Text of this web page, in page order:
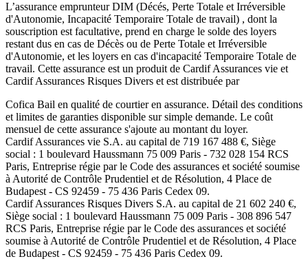
L’assurance emprunteurDIM (Décés, Perte Totale et Irréversible
d'Autonomie, Incapacité Temporaire Totale de travail) , dont la
souscription est facultative, prend en charge le solde des loyers
restant dus en cas de Décès ou de Perte Totale et Irréversible
d'Autonomie, et les loyers en cas d'incapacité Temporaire Totale de
travail. Cette assurance est un produit de Cardif Assurances vie et
Cardif Assurances Risques Divers et est distribuée par
Cofica Bail en qualité de courtier en assurance. Détail des conditions
et limites de garanties disponible sur simple demande. Le coût
mensuel de cette assurance s'ajoute au montant du loyer.
Cardif Assurances vie S.A. au capital de 719 167 488 €, Siège
social : 1 boulevard Haussmann 75 009 Paris - 732 028 154 RCS
Paris, Entreprise régie par le Code des assurances et société soumise
à Autorité de Contrôle Prudentiel et de Résolution, 4 Place de
Budapest - CS 92459 - 75 436 Paris Cedex 09.
Cardif Assurances Risques Divers S.A. au capital de 21 602 240 €,
Siège social : 1 boulevard Haussmann 75 009 Paris - 308 896 547
RCS Paris, Entreprise régie par le Code des assurances et société
soumise à Autorité de Contrôle Prudentiel et de Résolution, 4 Place
de Budapest - CS 92459 - 75 436 Paris Cedex 09.